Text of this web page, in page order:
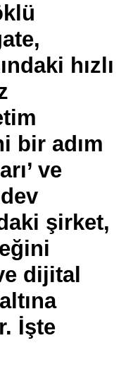
hızlı
bir adım
ve
şirket,
dijital
İşte